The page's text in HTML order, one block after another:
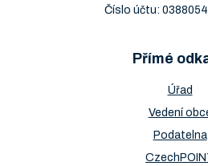
Číslo účtu:
Přímé
Úřad
Vedení
Podatelna